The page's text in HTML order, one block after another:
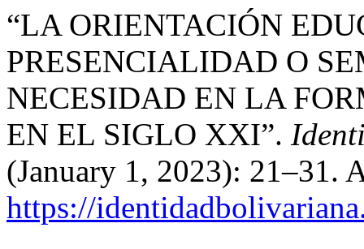
“LA ORIENTACIÓN
PRESENCIALIDAD O
NECESIDAD EN LA
EN EL SIGLO XXI”.
(January 1, 2023): 21–31.
https://